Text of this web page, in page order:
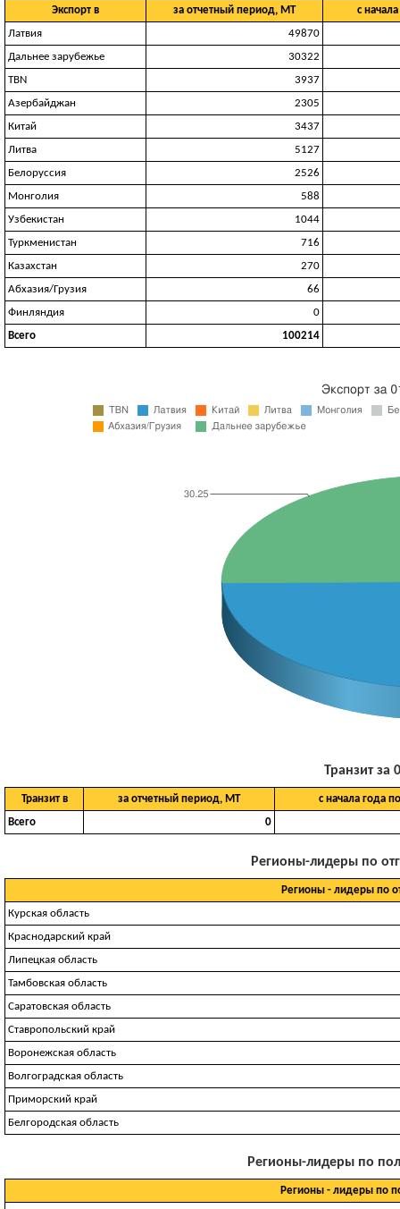
Экспорт в за отчетный период, МТ
с
Латвия
49870
Дальнее зарубежье
30322
TBN
3937
Азербайджан
2305
Китай
3437
Литва
5127
Белоруссия
2526
Монголия
588
Узбекистан
1044
Туркменистан
716
Казахстан
270
Абхазия/Грузия
66
Финляндия
0
Всего
100214
Транзит за
Транзит в за отчетный период, МТ
с начала года
Всего
0
Регионы-лидеры по
Регионы - лидеры по
Курская область
Краснодарский край
Липецкая область
Тамбовская область
Саратовская область
Ставропольский край
Воронежская область
Волгоградская область
Приморский край
Белгородская область
Регионы-лидеры по
Регионы - лидеры по